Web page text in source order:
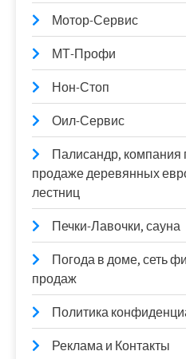
Мотор-Сервис
МТ-Профи
Нон-Стоп
Оил-Сервис
Палисандр, компания
продаже деревянных
лестниц
Печки-Лавочки, сауна
Погода в доме, сеть
продаж
Политика
Реклама и Контакты